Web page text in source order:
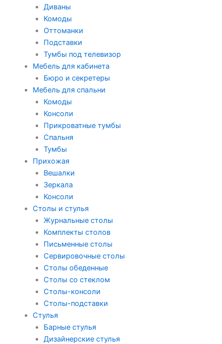
Диваны
Комоды
Оттоманки
Подставки
Тумбы под телевизор
Мебель для кабинета
Бюро и секретеры
Мебель для спальни
Комоды
Консоли
Прикроватные тумбы
Спальня
Тумбы
Прихожая
Вешалки
Зеркала
Консоли
Столы и стулья
Журнальные столы
Комплекты столов
Письменные столы
Сервировочные столы
Столы обеденные
Столы со стеклом
Столы-консоли
Столы-подставки
Стулья
Барные стулья
Дизайнерские стулья